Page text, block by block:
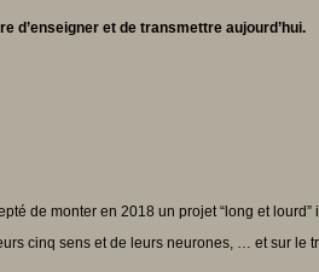
d’enseigner et de transmettre aujourd’hui.
de monter en 2018 un projet “long et lourd”
cinq sens et de leurs neurones, … et sur